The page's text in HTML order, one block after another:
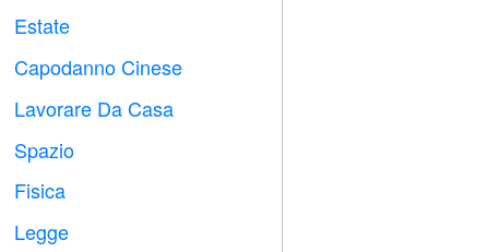
Estate
Capodanno Cinese
Lavorare Da Casa
Spazio
Fisica
Legge